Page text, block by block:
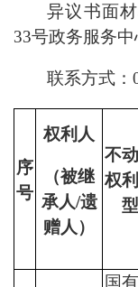
异议书面
33号政务服务中
联系方式：
序
号
权利人
（被继
承人/遗
赠人）
不
权
型
国